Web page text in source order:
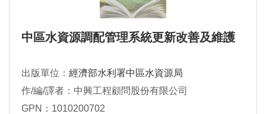
中區水資源調配管理系統更新改善及維護
出版單位： 經濟部水利署中區水資源局
作/編/譯者：中興工程顧問股份有限公司
GPN：1010200702